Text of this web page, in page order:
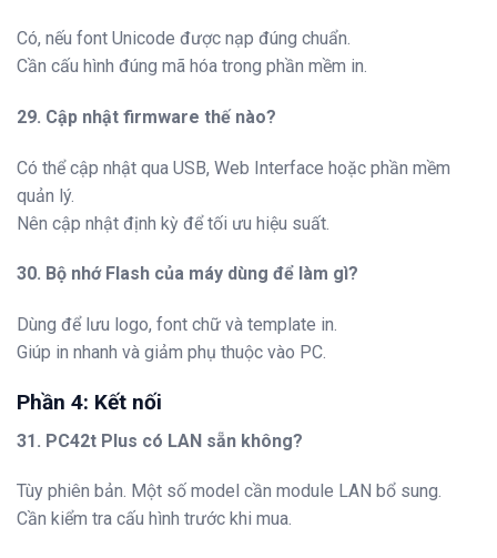
Có, nếu font Unicode được nạp đúng chuẩn.
Cần cấu hình đúng mã hóa trong phần mềm in.
29. Cập nhật firmware thế nào?
Có thể cập nhật qua USB, Web Interface hoặc phần mềm
quản lý.
Nên cập nhật định kỳ để tối ưu hiệu suất.
30. Bộ nhớ Flash của máy dùng để làm gì?
Dùng để lưu logo, font chữ và template in.
Giúp in nhanh và giảm phụ thuộc vào PC.
Phần 4: Kết nối
31. PC42t Plus có LAN sẵn không?
Tùy phiên bản. Một số model cần module LAN bổ sung.
Cần kiểm tra cấu hình trước khi mua.